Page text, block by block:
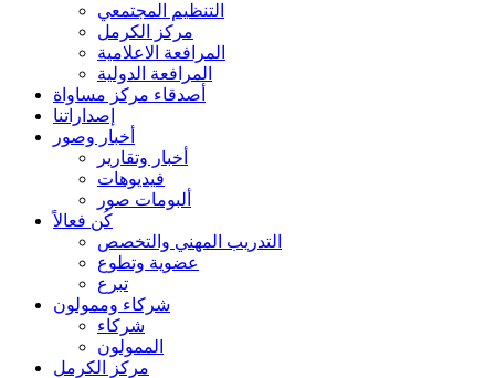
التنظيم المجتمعي
مركز الكرمل
المرافعة الاعلامية
المرافعة الدولية
أصدقاء مركز مساواة
إصداراتنا
أخبار وصور
أخبار وتقارير
فيديوهات
ألبومات صور
كُن فعالاً
التدريب المهني والتخصص
عضوية وتطوع
تبرع
شركاء وممولون
شركاء
الممولون
مركز الكرمل